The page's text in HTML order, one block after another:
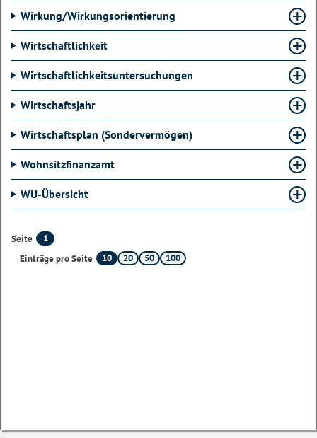
Wirkung/Wirkungsorientierung
Wirtschaftlichkeit
Wirtschaftlichkeitsuntersuchungen
Wirtschaftsjahr
Wirtschaftsplan (Sondervermögen)
Wohnsitzfinanzamt
WU-Übersicht
Seite
1
Einträge pro Seite
10 20 50 100